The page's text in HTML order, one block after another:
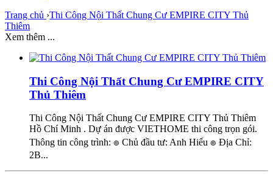
Trang chủ ›Thi Công Nội Thất Chung Cư EMPIRE CITY Thủ
Thiêm
Xem thêm ...
Thi Công Nội Thất Chung Cư EMPIRE CITY
Thủ Thiêm
Thi Công Nội Thất Chung Cư EMPIRE CITY Thủ Thiêm
Hồ Chí Minh . Dự án được VIETHOME thi công trọn gói.
Thông tin công trình: ๏ Chủ đầu tư: Anh Hiếu ๏ Địa Chỉ:
2B...